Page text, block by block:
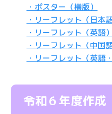
・ポスター（横版）
・リーフレット（日本語
・リーフレット（英語）
・リーフレット（中国
・リーフレット（英語
令和６年度作成